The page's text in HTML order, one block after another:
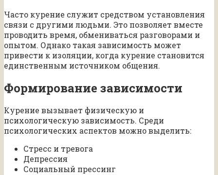
Часто курение служит средством установления
связи с другими людьми. Это позволяет вместе
проводить время, обмениваться разговорами и
опытом. Однако такая зависимость может
привести к изоляции, когда курение становится
единственным источником общения.
Формирование зависимости
Курение вызывает физическую и
психологическую зависимость. Среди
психологических аспектов можно выделить:
Стресс и тревога
Депрессия
Социальный прессинг